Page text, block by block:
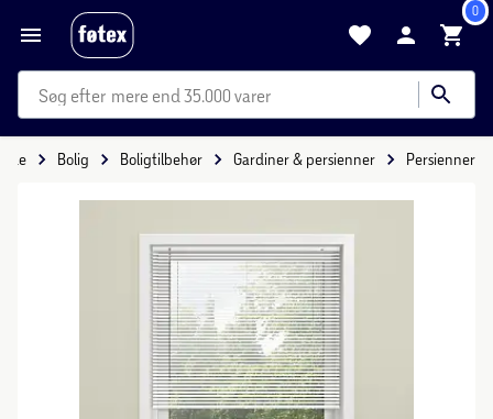
0
mere end 35.000 varer
Bolig Boligtilbehør Gardiner & persienner Persienner